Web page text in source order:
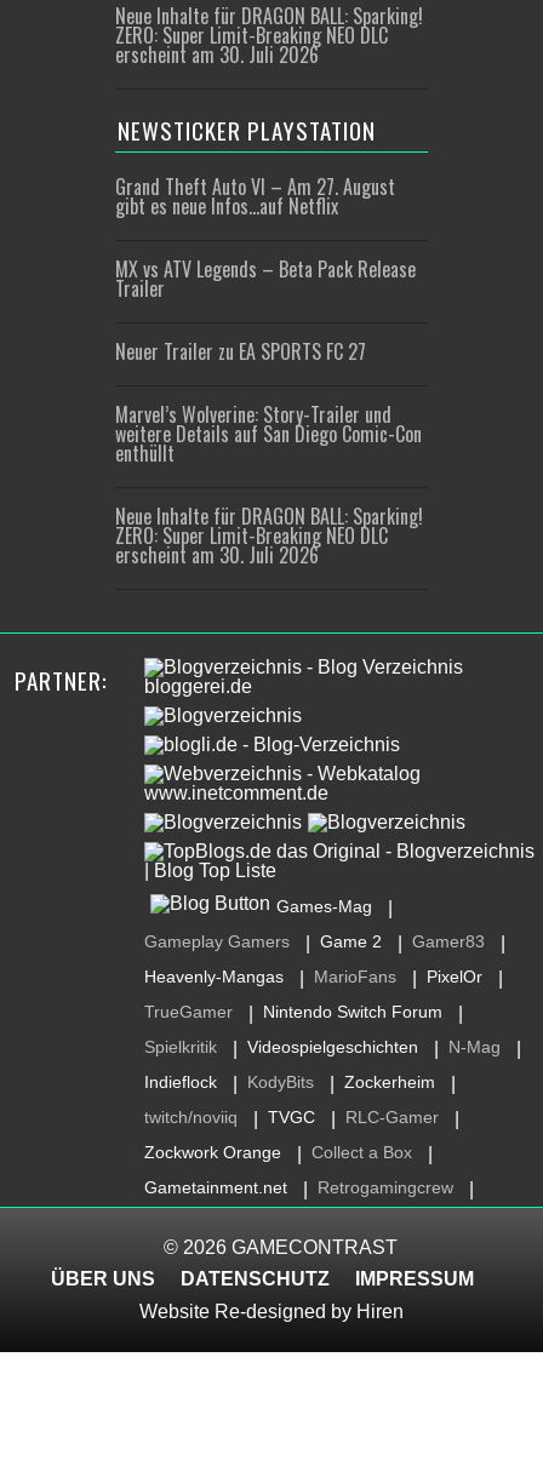
Neue Inhalte für DRAGON BALL: Sparking!
ZERO: Super Limit-Breaking NEO DLC
erscheint am 30. Juli 2026
NEWSTICKER PLAYSTATION
Grand Theft Auto VI – Am 27. August
gibt es neue Infos…auf Netflix
MX vs ATV Legends – Beta Pack Release
Trailer
Neuer Trailer zu EA SPORTS FC 27
Marvel’s Wolverine: Story-Trailer und
weitere Details auf San Diego Comic-Con
enthüllt
Neue Inhalte für DRAGON BALL: Sparking!
ZERO: Super Limit-Breaking NEO DLC
erscheint am 30. Juli 2026
PARTNER:
Games-Mag
Gameplay Gamers Game 2 Gamer83
Heavenly-Mangas MarioFans PixelOr
TrueGamer Nintendo Switch Forum
Spielkritik Videospielgeschichten N-Mag
Indieflock KodyBits Zockerheim
twitch/noviiq TVGC RLC-Gamer
Zockwork Orange Collect a Box
Gametainment.net Retrogamingcrew
© 2026 GAMECONTRAST
ÜBER UNS
DATENSCHUTZ
IMPRESSUM
Website Re-designed by Hiren